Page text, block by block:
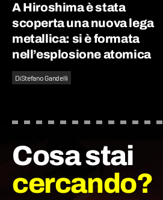
A Hiroshima è stata
scoperta una nuova lega
metallica: si è formata
nell’esplosione atomica
DiStefano Gandelli
Cosa stai
cercando?